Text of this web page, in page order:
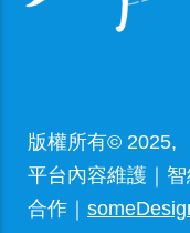
版權所有© 2025,
平台內容維護｜
合作｜